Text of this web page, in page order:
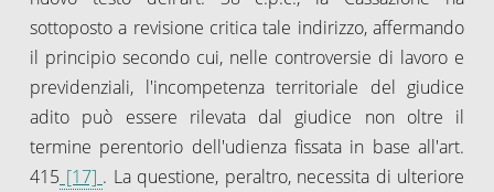
sottoposto a revisione critica tale indirizzo, affermando
il principio secondo cui, nelle controversie di lavoro e
previdenziali, l'incompetenza territoriale del giudice
adito può essere rilevata dal giudice non oltre il
termine perentorio dell'udienza fissata in base all'art.
415 [17] . La questione, peraltro, necessita di ulteriore